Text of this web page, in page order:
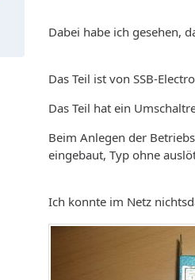
Dabei habe ich gesehen,
Das Teil ist von SSB-
Das Teil hat ein
Beim Anlegen der
eingebaut, Typ ohne
Ich konnte im Netz